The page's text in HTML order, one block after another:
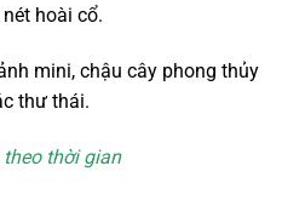
hoài cổ.
mini, chậu cây phong thủy
thư thái.
thời gian